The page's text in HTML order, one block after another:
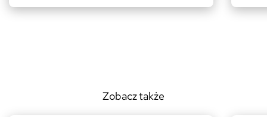
Zobacz także